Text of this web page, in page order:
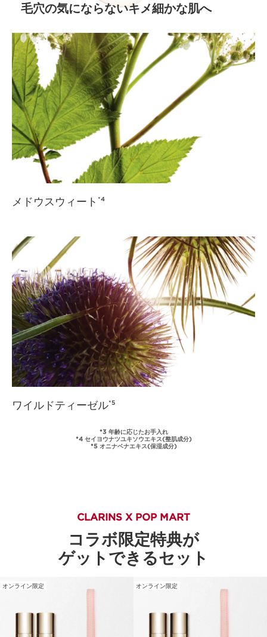
毛穴の気にならないキメ細かな肌へ
メドウスウィート *4
ワイルドティーゼル*5
*3 年齢に応じたお手入れ
*4 セイヨウナツユキソウエキス(整肌成分)
*5 オニナベナエキス(保湿成分)
CLARINS X POP MART
コラボ限定特典が
ゲットできるセット
オンライン限定 オンライン限定